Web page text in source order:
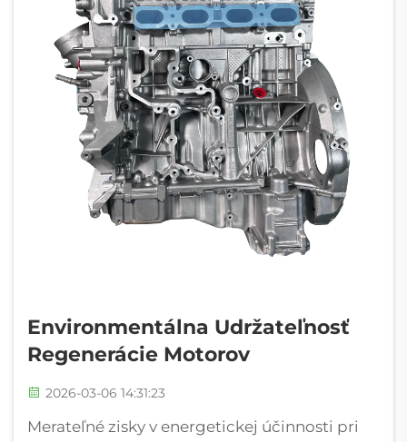
Environmentálna Udržateľnosť
Regenerácie Motorov
2026-03-06 14:31:23
Merateľné zisky v energetickej účinnosti pri